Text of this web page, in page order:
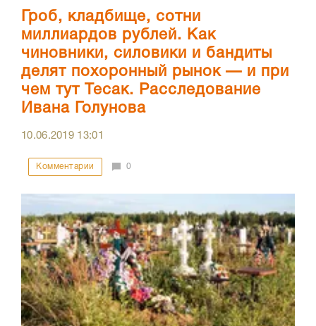
Гроб, кладбище, сотни
миллиардов рублей. Как
чиновники, силовики и бандиты
делят похоронный рынок — и при
чем тут Тесак. Расследование
Ивана Голунова
10.06.2019 13:01
Комментарии 0